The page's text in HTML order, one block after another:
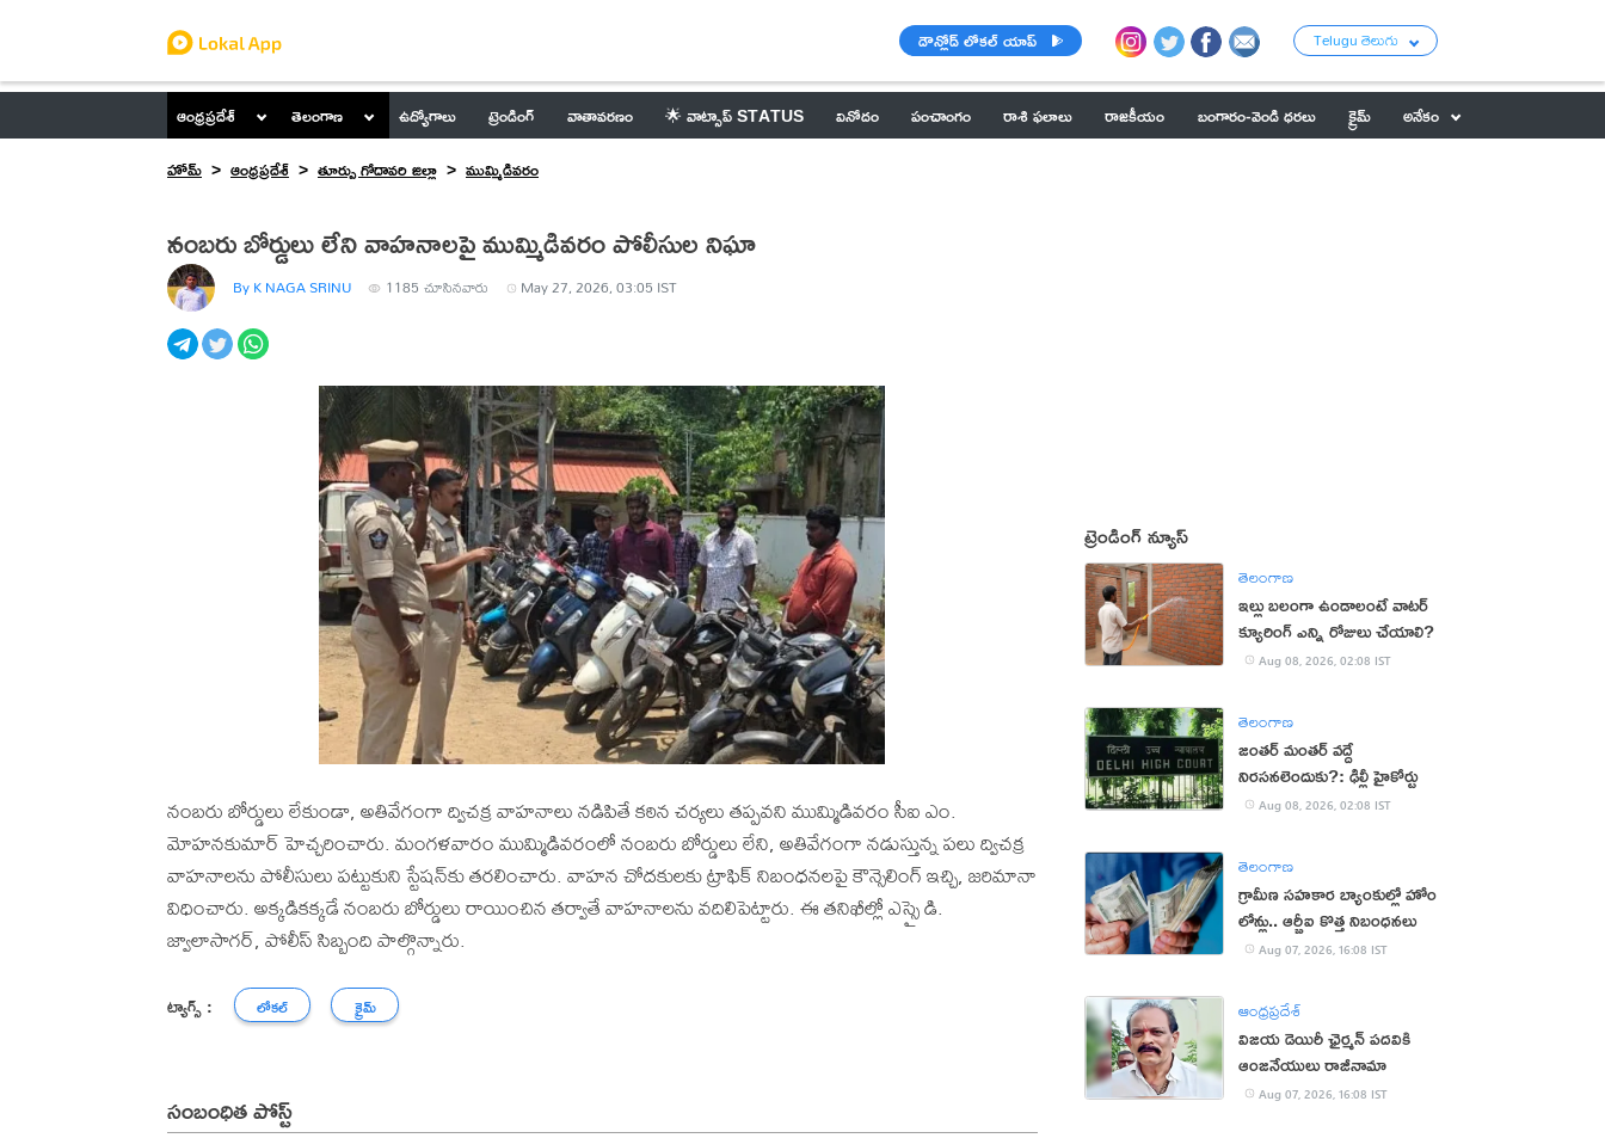
డౌన్లోడ్ లోకల్ యాప్ Telugu తెలుగు
ఆంధ్రప్రదేశ్ తెలంగాణ ఉద్యోగాలు ట్రెండింగ్ వాతావరణం 🌟 వాట్సాప్ STATUS వినోదం పంచాంగం రాశి ఫలాలు రాజకీయం బంగారం-వెండి ధరలు క్రైమ్
అనేకం
హోమ్
ఆంధ్రప్రదేశ్ తూర్పు గోదావరి జిల్లా ముమ్మిడివరం
నంబరు బోర్డులు లేని వాహనాలపై ముమ్మిడివరం పోలీసుల నిఘా
By K NAGA SRINU 1185 చూసినవారు May 27, 2026, 03:05 IST
నంబరు బోర్డులు లేకుండా, అతివేగంగా ద్విచక్ర వాహనాలు నడిపితే కఠిన చర్యలు తప్పవని ముమ్మిడివరం సీఐ ఎం.
మోహనకుమార్ హెచ్చరించారు. మంగళవారం ముమ్మిడివరంలో నంబరు బోర్డులు లేని, అతివేగంగా నడుస్తున్న పలు ద్విచక్ర
వాహనాలను పోలీసులు పట్టుకుని స్టేషన్‌కు తరలించారు. వాహన చోదకులకు ట్రాఫిక్ నిబంధనలపై కౌన్సెలింగ్ ఇచ్చి, జరిమానా
విధించారు. అక్కడికక్కడే నంబరు బోర్డులు రాయించిన తర్వాతే వాహనాలను వదిలిపెట్టారు. ఈ తనిఖీల్లో ఎస్సై డి.
జ్వాలాసాగర్, పోలీస్ సిబ్బంది పాల్గొన్నారు.
ట్యాగ్స్ : లోకల్ క్రైమ్
సంబంధిత పోస్ట్
ట్రెండింగ్ న్యూస్
తెలంగాణ
ఇల్లు బలంగా ఉండాలంటే వాటర్
క్యూరింగ్ ఎన్ని రోజులు చేయాలి?
Aug 08, 2026, 02:08 IST
తెలంగాణ
జంతర్ మంతర్ వద్దే
నిరసనలెందుకు?: ఢిల్లీ హైకోర్టు
Aug 08, 2026, 02:08 IST
తెలంగాణ
గ్రామీణ సహకార బ్యాంకుల్లో హోం
లోన్లు.. ఆర్బీఐ కొత్త నిబంధనలు
Aug 07, 2026, 16:08 IST
ఆంధ్రప్రదేశ్
విజయ డెయిరీ ఛైర్మన్ పదవికి
ఆంజనేయులు రాజీనామా
Aug 07, 2026, 16:08 IST